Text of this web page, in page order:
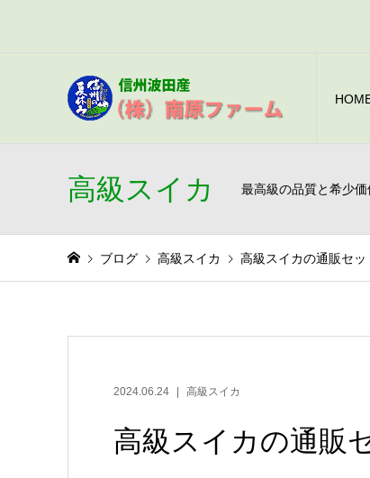
高級スイカ 最高級の品質と希少
ブログ 高級スイカ 高級スイカの通販セ
2024.06.24 高級スイカ
高級スイカの通販